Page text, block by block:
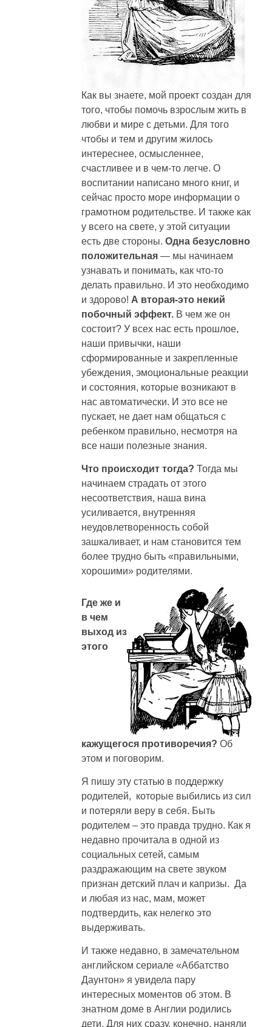
Как вы знаете, мой проект создан для
того, чтобы помочь взрослым жить в
любви и мире с детьми. Для того
чтобы и тем и другим жилось
интереснее, осмысленнее,
счастливее и в чем-то легче. О
воспитании написано много книг, и
сейчас просто море информации о
грамотном родительстве. И также как
у всего на свете, у этой ситуации
есть две стороны. Одна безусловно
положительная — мы начинаем
узнавать и понимать, как что-то
делать правильно. И это необходимо
и здорово! А вторая-это некий
побочный эффект. В чем же он
состоит? У всех нас есть прошлое,
наши привычки, наши
сформированные и закрепленные
убеждения, эмоциональные реакции
и состояния, которые возникают в
нас автоматически. И это все не
пускает, не дает нам общаться с
ребенком правильно, несмотря на
все наши полезные знания.
Что происходит тогда? Тогда мы
начинаем страдать от этого
несоответствия, наша вина
усиливается, внутренняя
неудовлетворенность собой
зашкаливает, и нам становится тем
более трудно быть «правильными,
хорошими» родителями.
Где же и
в чем
выход из
этого
кажущегося противоречия? Об
этом и поговорим.
Я пишу эту статью в поддержку
родителей, которые выбились из сил
и потеряли веру в себя. Быть
родителем – это правда трудно. Как я
недавно прочитала в одной из
социальных сетей, самым
раздражающим на свете звуком
признан детский плач и капризы. Да
и любая из нас, мам, может
подтвердить, как нелегко это
выдерживать.
И также недавно, в замечательном
английском сериале «Аббатство
Даунтон» я увидела пару
интересных моментов об этом. В
знатном доме в Англии родились
дети. Для них сразу, конечно, наняли